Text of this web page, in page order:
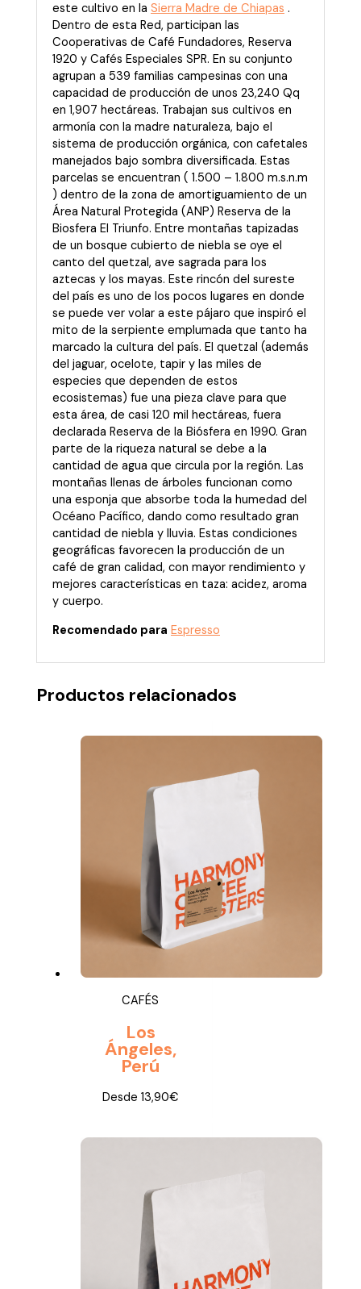
este cultivo en la Sierra Madre de Chiapas .
Dentro de esta Red, participan las
Cooperativas de Café Fundadores, Reserva
1920 y Cafés Especiales SPR. En su conjunto
agrupan a 539 familias campesinas con una
capacidad de producción de unos 23,240 Qq
en 1,907 hectáreas. Trabajan sus cultivos en
armonía con la madre naturaleza, bajo el
sistema de producción orgánica, con cafetales
manejados bajo sombra diversificada. Estas
parcelas se encuentran ( 1.500 – 1.800 m.s.n.m
) dentro de la zona de amortiguamiento de un
Área Natural Protegida (ANP) Reserva de la
Biosfera El Triunfo. Entre montañas tapizadas
de un bosque cubierto de niebla se oye el
canto del quetzal, ave sagrada para los
aztecas y los mayas. Este rincón del sureste
del país es uno de los pocos lugares en donde
se puede ver volar a este pájaro que inspiró el
mito de la serpiente emplumada que tanto ha
marcado la cultura del país. El quetzal (además
del jaguar, ocelote, tapir y las miles de
especies que dependen de estos
ecosistemas) fue una pieza clave para que
esta área, de casi 120 mil hectáreas, fuera
declarada Reserva de la Biósfera en 1990. Gran
parte de la riqueza natural se debe a la
cantidad de agua que circula por la región. Las
montañas llenas de árboles funcionan como
una esponja que absorbe toda la humedad del
Océano Pacífico, dando como resultado gran
cantidad de niebla y lluvia. Estas condiciones
geográficas favorecen la producción de un
café de gran calidad, con mayor rendimiento y
mejores características en taza: acidez, aroma
y cuerpo.
Recomendado para Espresso
Productos relacionados
CAFÉS
Los
Ángeles,
Perú
Desde 13,90€